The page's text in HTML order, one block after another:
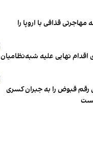
قذافی با اروپا را
اقدام نهایی علیه شبه‌نظامیان
رقم قبوض را به جبران کسری